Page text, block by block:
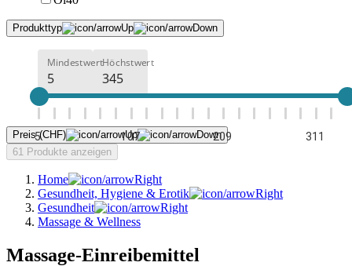
Produkttyp
MindestwertHöchstwert
5 107 209 311
Preis (CHF)
61 Produkte anzeigen
Home
Gesundheit, Hygiene & Erotik
Gesundheit
Massage & Wellness
Massage-Einreibemittel